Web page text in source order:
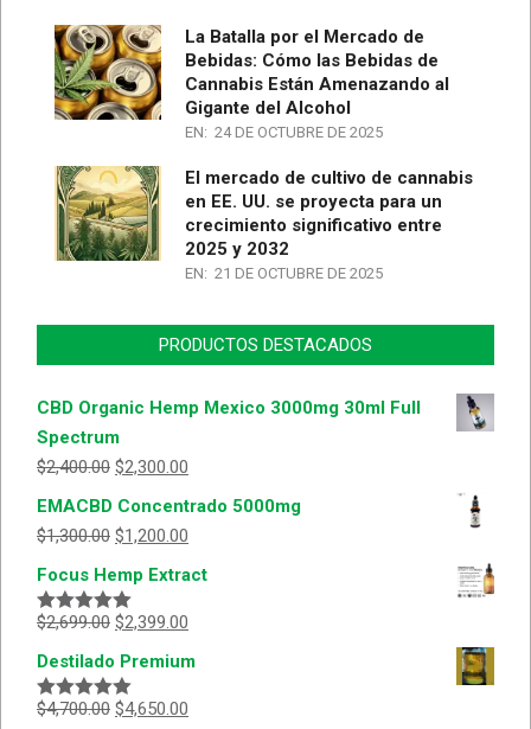
La Batalla por el Mercado de
Bebidas: Cómo las Bebidas de
Cannabis Están Amenazando al
Gigante del Alcohol
EN: 24 DE OCTUBRE DE 2025
El mercado de cultivo de cannabis
en EE. UU. se proyecta para un
crecimiento significativo entre
2025 y 2032
EN: 21 DE OCTUBRE DE 2025
PRODUCTOS DESTACADOS
CBD Organic Hemp Mexico 3000mg 30ml Full
Spectrum
$2,400.00 $2,300.00
EMACBD Concentrado 5000mg
$1,300.00 $1,200.00
Focus Hemp Extract
Valorado
5
$2,699.00 $2,399.00
Destilado Premium
Valorado
$4,700.00 $4,650.00